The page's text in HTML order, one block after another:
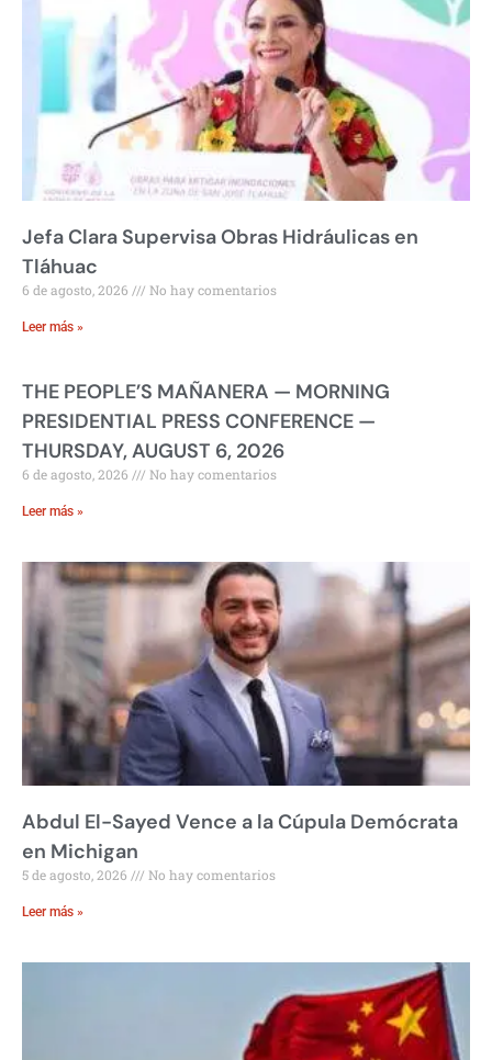
Jefa Clara Supervisa Obras Hidráulicas en
Tláhuac
6 de agosto, 2026 No hay comentarios
Leer más »
THE PEOPLE’S MAÑANERA — MORNING
PRESIDENTIAL PRESS CONFERENCE —
THURSDAY, AUGUST 6, 2026
6 de agosto, 2026 No hay comentarios
Leer más »
Abdul El-Sayed Vence a la Cúpula Demócrata
en Michigan
5 de agosto, 2026 No hay comentarios
Leer más »